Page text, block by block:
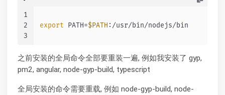
1
2
3
export PATH=$PATH :/usr/bin/nodejs/bin
之前安装的全局命令全部要重装一遍, 例如我安装了 gyp,
pm2, angular, node-gyp-build, typescript
全局安装的命令需要重载, 例如 node-gyp-build, node-